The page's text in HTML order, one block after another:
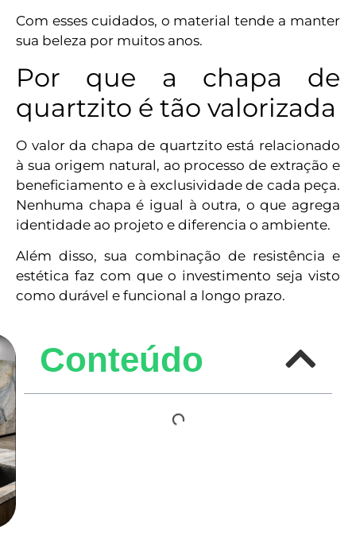
Com esses cuidados, o material tende a manter
sua beleza por muitos anos.
Por que a chapa de
quartzito é tão valorizada
O valor da chapa de quartzito está relacionado
à sua origem natural, ao processo de extração e
beneficiamento e à exclusividade de cada peça.
Nenhuma chapa é igual à outra, o que agrega
identidade ao projeto e diferencia o ambiente.
Além disso, sua combinação de resistência e
estética faz com que o investimento seja visto
como durável e funcional a longo prazo.
Conteúdo